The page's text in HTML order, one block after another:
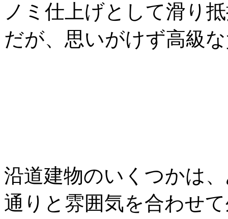
ノミ仕上げとして滑り
だが、思いがけず高級
沿道建物のいくつかは
通りと雰囲気を合わせ